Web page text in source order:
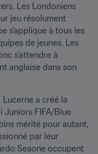
Les Londoniens
jeu résolument
s’applique à tous les
de jeunes. Les
s’attendre à
anglaise dans son
Lucerne a créé la
Juniors FIFA/Blue
mérité pour autant,
par leur
Seaone occupent